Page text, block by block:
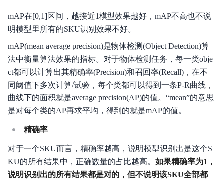
mAP在[0,1]区间，越接近1模型效果越好，mAP不高也不说
明模型里所有的SKU识别效果不好。
mAP(mean average precision)是物体检测(Object Detection)算
法中衡量算法效果的指标。对于物体检测任务，每一类obje
ct都可以计算出其精确率(Precision)和召回率(Recall)，在不
同阈值下多次计算/试验，每个类都可以得到一条P-R曲线，
曲线下的面积就是average precision(AP)的值。“mean”的意思
是对每个类的AP再求平均，得到的就是mAP的值。
精确率
对于一个SKU而言，精确率越高，说明模型识别出是这个S
KU的所有结果中，正确数量的占比越高。 如果精确率为1，
说明识别出的所有结果都是对的，但不说明该SKU全部都